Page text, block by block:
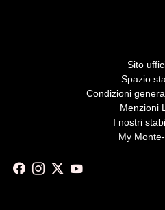
Sito
Spazio
Condizioni
Menzioni
I nostri
My